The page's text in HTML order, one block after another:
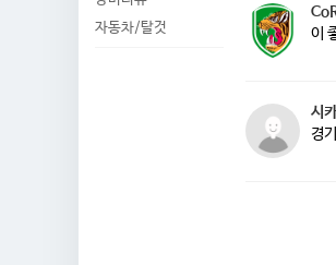
자동차/탈것
이
시
경